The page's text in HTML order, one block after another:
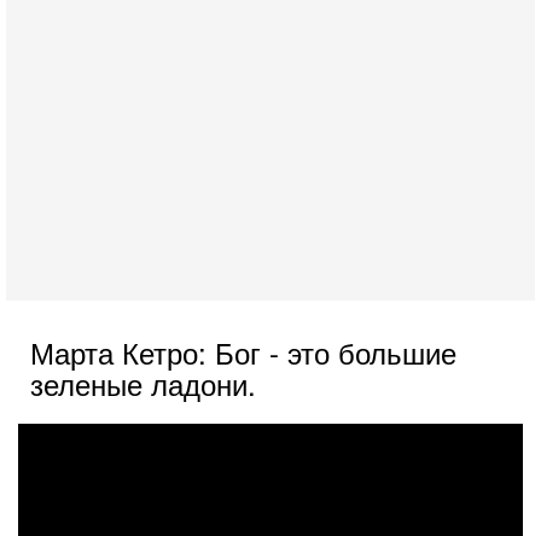
Марта Кетро: Бог - это большие
зеленые ладони.